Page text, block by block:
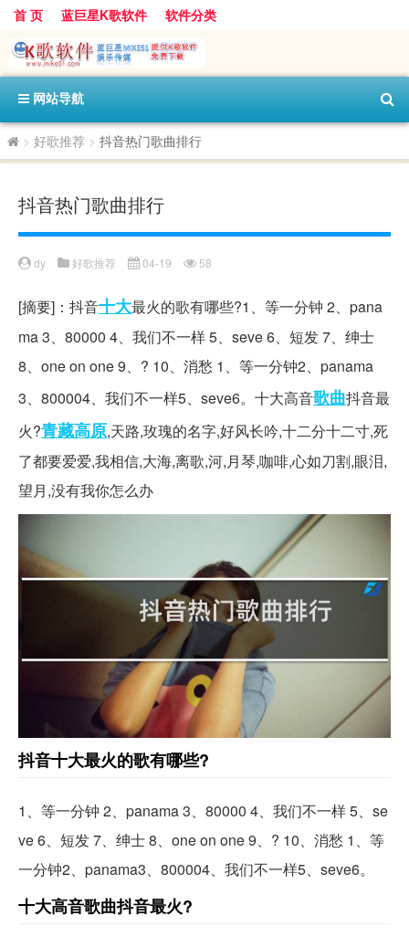
首 页 蓝巨星K歌软件 软件分类
网站导航
> 好歌推荐 > 抖音热门歌曲排行
抖音热门歌曲排行
dy 好歌推荐 04-19 58
[摘要]：抖音十大最火的歌有哪些?1、等一分钟 2、pana
ma 3、80000 4、我们不一样 5、seve 6、短发 7、绅士
8、one on one 9、? 10、消愁 1、等一分钟2、panama
3、800004、我们不一样5、seve6。十大高音歌曲抖音最
火?青藏高原,天路,玫瑰的名字,好风长吟,十二分十二寸,死
了都要爱爱,我相信,大海,离歌,河,月琴,咖啡,心如刀割,眼泪,
望月,没有我你怎么办
抖音十大最火的歌有哪些?
1、等一分钟 2、panama 3、80000 4、我们不一样 5、se
ve 6、短发 7、绅士 8、one on one 9、? 10、消愁 1、等
一分钟2、panama3、800004、我们不一样5、seve6。
十大高音歌曲抖音最火?